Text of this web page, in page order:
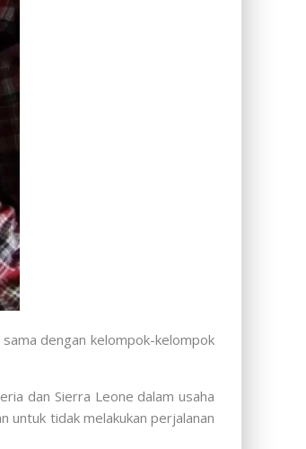
dengan kelompok-kelompok
dan Sierra Leone dalam usaha
untuk tidak melakukan perjalanan